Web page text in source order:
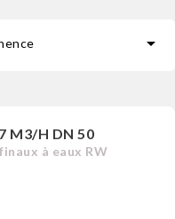

M3/H DN 50
à eaux RW